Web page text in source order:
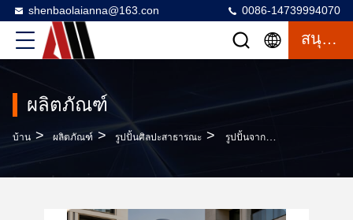
shenbaolaianna@163.con 0086-14739994070
สนุกสนาน
ผลิตภัณฑ์
บ้าน > ผลิตภัณฑ์ > รูปปั้นศิลปะสาธารณะ > รูปปั้นจากสแตนเลสที่เคลือบกระจก มีขนาดที่สามารถปรับเปลี่ยนได้ และมีประสิทธิภาพภายนอกที่ไม่โดนอากาศสําหรับตกแต่งภูมิทัศน์